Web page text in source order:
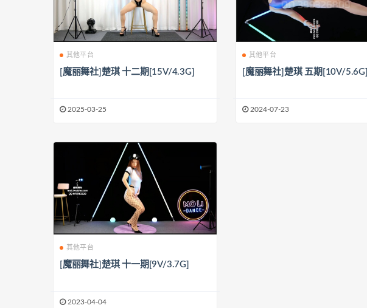
其他平台
[魔丽舞社]楚琪 十二期[15V/4.3G]
2025-03-25
其他平台
[魔丽舞社]楚琪 五期[10V/5.6G]
2024-07-23
其他平台
[魔丽舞社]楚琪 十一期[9V/3.7G]
2023-04-04